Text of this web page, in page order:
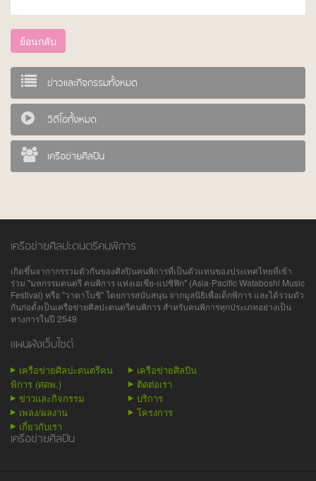
ย้อนกลับ
ข่าวและกิจกรรมทั้งหมด
วิดีโอทั้งหมด
เครือข่ายศิลปิน
เครือข่ายศิลปะดนตรีคนพิการ
เกิดขึ้นจากากรรวมตัวกันของศิลปินคนพิการที่เป็นตัวแทนของประเทศไทยที่เข้า
ร่วม "มหกรรมดนตรี คนพิการ แห่งเอเชีย-แปซิฟิก" (Asia-Pacific Wataboshi Music
Festival) หรือ "วาตาโบชิ" โดยการสนับสนุน จากมูลนิธิเพื่อเด็กพิการ และได้รวมตัว
กันก่อตั้งเป็นเครือข่ายศิลปะดนตรีคนพิการ สำหรับคนพิการทุกประเภทอย่างเป็น
ทางการในปี 2549
แผนผังเว็บไซต์
เครือข่ายศิลปะดนตรีคน
พิการ (ศดพ.)
เครือข่ายศิลปิน
ติดต่อเรา
ข่าวและกิจกรรม
บริการ
เพลง/ผลงาน
โครงการ
เกี่ยวกับเรา
เครือข่ายศิลปิน